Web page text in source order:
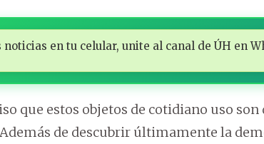
noticias en tu celular, unite al canal de ÚH en
que estos objetos de cotidiano uso son
de descubrir últimamente la